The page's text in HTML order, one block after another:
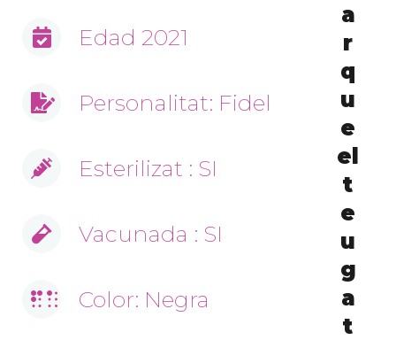
Edad 2021
Personalitat: Fidel
Esterilizat : SI
Vacunada : SI
Color: Negra
a
r
q
u
e
el
t
e
u
g
a
t